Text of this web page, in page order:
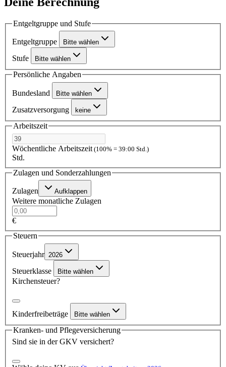
Entgeltgruppe und Stufe
Entgeltgruppe Bitte wählen
Stufe Bitte wählen
Persönliche Angaben
Bundesland Bitte wählen
Zusatzversorgung keine
Arbeitszeit
Wöchentliche Arbeitszeit (100% = 39:00 Std.)
Std.
Zulagen und Sonderzahlungen
Zulagen Aufklappen
Weitere monatliche Zulagen
€
Steuern
Steuerjahr 2026
Steuerklasse Bitte wählen
Kirchensteuer?
Kinderfreibeträge Bitte wählen
Kranken- und Pflegeversicherung
Sind sie in der GKV versichert?